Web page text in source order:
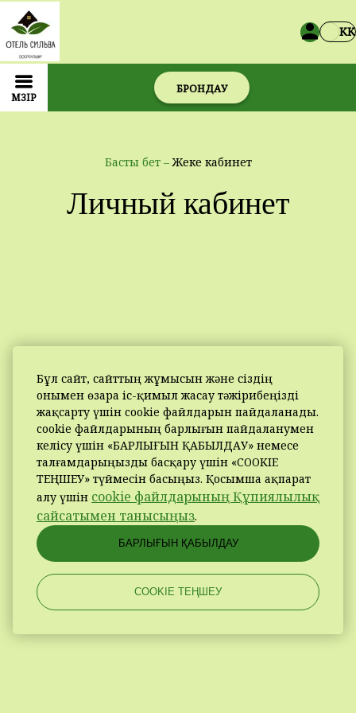
Бұл сайт, сайттың жұмысын және сіздің
онымен өзара іс-қимыл жасау тәжірибеңізді
жақсарту үшін cookie файлдарын пайдаланады.
cookie файлдарының барлығын пайдаланумен
келісу үшін «БАРЛЫҒЫН ҚАБЫЛДАУ» немесе
талғамдарыңызды басқару үшін «COOKIE
ТЕҢШЕУ» түймесін басыңыз. Қосымша ақпарат
алу үшін cookie файлдарының Құпиялылық
сайсатымен танысыңыз.
БАРЛЫҒЫН ҚАБЫЛДАУ
COOKIE ТЕҢШЕУ
KK
МӘЗІР
БРОНДАУ
Басты бет –Жеке кабинет
Личный кабинет